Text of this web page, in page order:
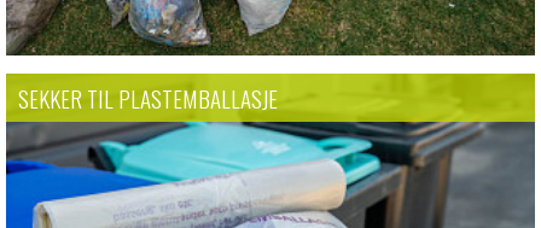
SEKKER TIL PLASTEMBALLASJE